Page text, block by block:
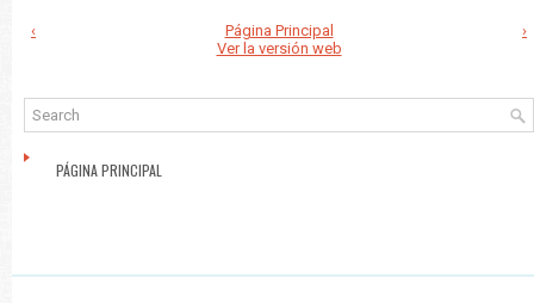
‹ ›
Página Principal
Ver la versión web
PÁGINA PRINCIPAL